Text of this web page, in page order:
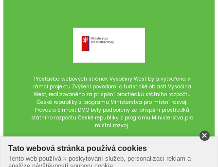
Přestavba webových stránek Vysočiny West byla vytvořena v
rámci projektu Zvýšení povědomí o turistické oblasti Vysočina
West, realizovaného za přispění prostředků státního rozpočtu
České republiky z programu Ministerstva pro místní rozvoj.
Provoz a činnost DMO byly podpořeny za přispění prostředků
státního rozpočtu České republiky z programu Ministerstva pro
místní rozvoj.
Tato webová stránka používá cookies
Tento web používá k poskytování služeb, personalizaci reklam a